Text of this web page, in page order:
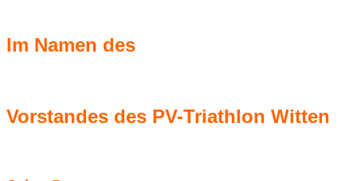
Im Namen des
Vorstandes des PV-Triathlon Witten